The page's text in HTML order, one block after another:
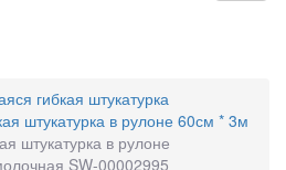
гибкая штукатурка
штукатурка в рулоне 60см * 3м
штукатурка в рулоне
SW-00002995